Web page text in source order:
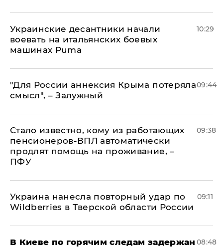
Украинские десантники начали
воевать на итальянских боевых
машинах Puma
10:29
"Для России аннексия Крыма потеряла
смысл", – Залужный
09:44
Стало известно, кому из работающих
пенсионеров-ВПЛ автоматически
продлят помощь на проживание, –
ПФУ
09:38
Украина нанесла повторный удар по
Wildberries в Тверской области России
09:11
В Киеве по горячим следам задержан 08:48